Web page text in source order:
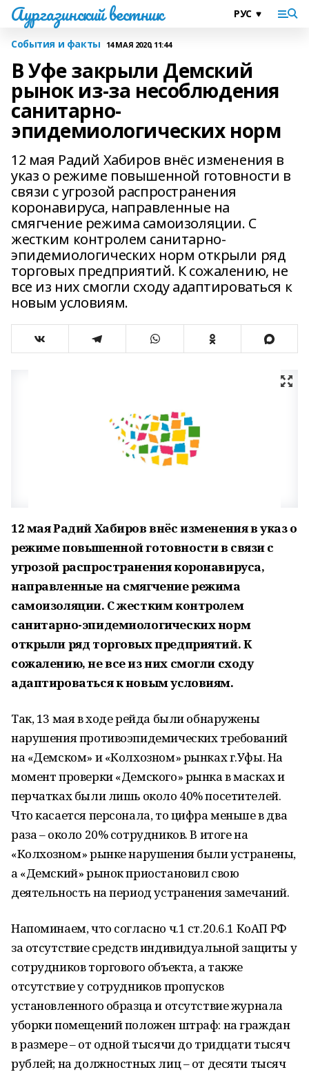
Аургазинский вестник
События и факты 14 МАЯ 2020, 11:44
В Уфе закрыли Демский
рынок из-за несоблюдения
санитарно-
эпидемиологических норм
12 мая Радий Хабиров внёс изменения в
указ о режиме повышенной готовности в
связи с угрозой распространения
коронавируса, направленные на
смягчение режима самоизоляции. С
жестким контролем санитарно-
эпидемиологических норм открыли ряд
торговых предприятий. К сожалению, не
все из них смогли сходу адаптироваться к
новым условиям.
12 мая Радий Хабиров внёс изменения в указ о
режиме повышенной готовности в связи с
угрозой распространения коронавируса,
направленные на смягчение режима
самоизоляции. С жестким контролем
санитарно-эпидемиологических норм
открыли ряд торговых предприятий. К
сожалению, не все из них смогли сходу
адаптироваться к новым условиям.
Так, 13 мая в ходе рейда были обнаружены
нарушения противоэпидемических требований
на «Демском» и «Колхозном» рынках г.Уфы. На
момент проверки «Демского» рынка в масках и
перчатках были лишь около 40% посетителей.
Что касается персонала, то цифра меньше в два
раза – около 20% сотрудников. В итоге на
«Колхозном» рынке нарушения были устранены,
а «Демский» рынок приостановил свою
деятельность на период устранения замечаний.
Напоминаем, что согласно ч.1 ст.20.6.1 КоАП РФ
за отсутствие средств индивидуальной защиты у
сотрудников торгового объекта, а также
отсутствие у сотрудников пропусков
установленного образца и отсутствие журнала
уборки помещений положен штраф: на граждан
в размере – от одной тысячи до тридцати тысяч
рублей; на должностных лиц – от десяти тысяч